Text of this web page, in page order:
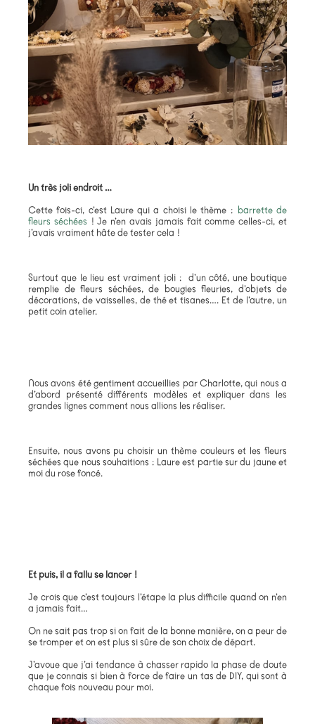
Un très joli endroit …
Cette fois-ci, c’est Laure qui a choisi le thème : barrette de
fleurs séchées ! Je n’en avais jamais fait comme celles-ci, et
j’avais vraiment hâte de tester cela !
Surtout que le lieu est vraiment joli : d’un côté, une boutique
remplie de fleurs séchées, de bougies fleuries, d’objets de
décorations, de vaisselles, de thé et tisanes…. Et de l’autre, un
petit coin atelier.
Nous avons été gentiment accueillies par Charlotte, qui nous a
d’abord présenté différents modèles et expliquer dans les
grandes lignes comment nous allions les réaliser.
Ensuite, nous avons pu choisir un thème couleurs et les fleurs
séchées que nous souhaitions : Laure est partie sur du jaune et
moi du rose foncé.
Et puis, il a fallu se lancer !
Je crois que c’est toujours l’étape la plus difficile quand on n’en
a jamais fait…
On ne sait pas trop si on fait de la bonne manière, on a peur de
se tromper et on est plus si sûre de son choix de départ.
J’avoue que j’ai tendance à chasser rapido la phase de doute
que je connais si bien à force de faire un tas de DIY, qui sont à
chaque fois nouveau pour moi.